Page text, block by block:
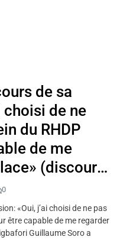
de sa
choisi de ne
du RHDP
de me
(discours
0
«Oui, j’ai choisi de ne pas
être capable de me regarder
Guillaume Soro a